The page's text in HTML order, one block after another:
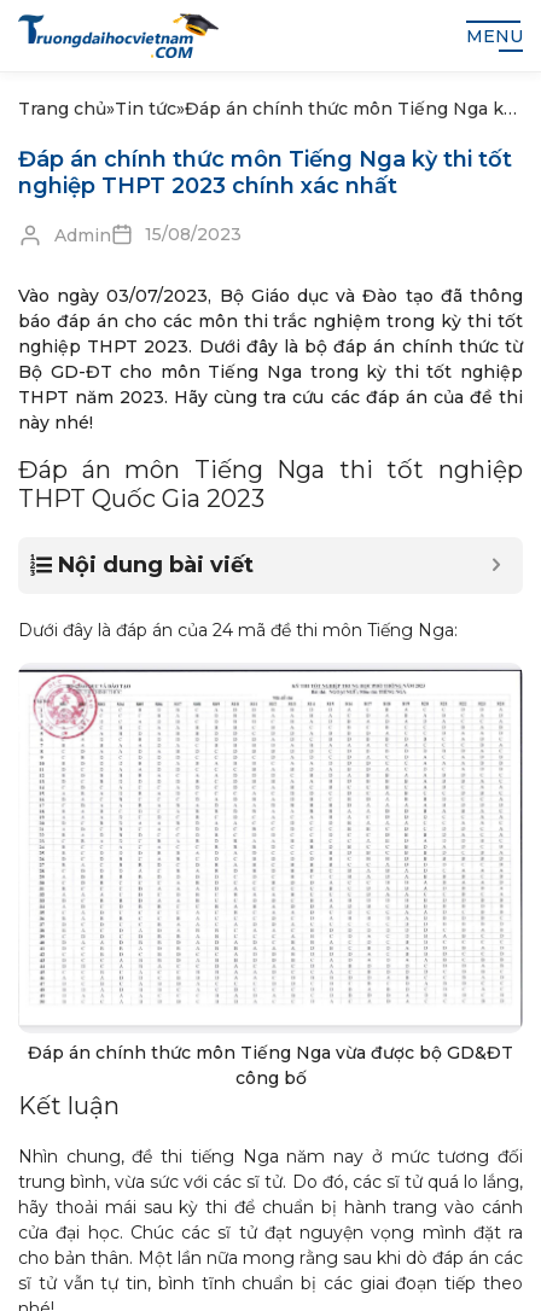
MENU
Trang chủ»Tin tức»Đáp án chính thức môn Tiếng Nga kỳ
nhất
Đáp án chính thức môn Tiếng Nga kỳ thi tốt
nghiệp THPT 2023 chính xác nhất
Admin 15/08/2023
Vào ngày 03/07/2023, Bộ Giáo dục và Đào tạo đã thông
báo đáp án cho các môn thi trắc nghiệm trong kỳ thi tốt
nghiệp THPT 2023. Dưới đây là bộ đáp án chính thức từ
Bộ GD-ĐT cho môn Tiếng Nga trong kỳ thi tốt nghiệp
THPT năm 2023. Hãy cùng tra cứu các đáp án của đề thi
này nhé!
Đáp án môn Tiếng Nga thi tốt nghiệp
THPT Quốc Gia 2023
Nội dung bài viết
Dưới đây là đáp án của 24 mã đề thi môn Tiếng Nga:
Đáp án chính thức môn Tiếng Nga vừa được bộ GD&ĐT
công bố
Kết luận
Nhìn chung, đề thi tiếng Nga năm nay ở mức tương đối
trung bình, vừa sức với các sĩ tử. Do đó, các sĩ tử quá lo lắng,
hãy thoải mái sau kỳ thi để chuẩn bị hành trang vào cánh
cửa đại học. Chúc các sĩ tử đạt nguyện vọng mình đặt ra
cho bản thân. Một lần nữa mong rằng sau khi dò đáp án các
sĩ tử vẫn tự tin, bình tĩnh chuẩn bị các giai đoạn tiếp theo